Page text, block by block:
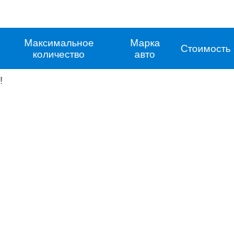
Максимальное
количество
Марка
авто
Стоимость
!